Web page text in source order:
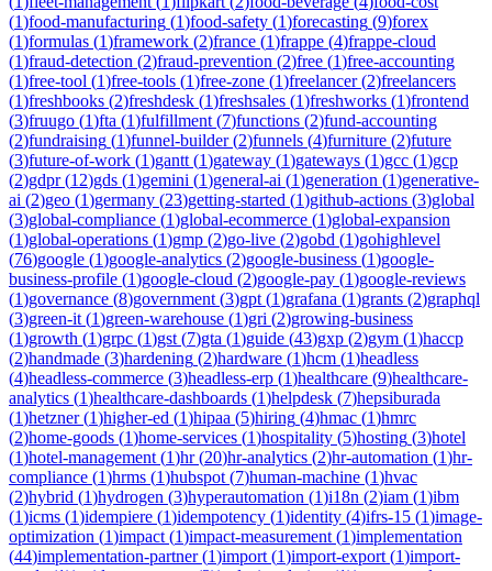
(1)food-manufacturing (1)food-safety (1)forecasting (9)forex
(1)formulas (1)framework (2)france (1)frappe (4)frappe-cloud
(1)fraud-detection (2)fraud-prevention (2)free (1)free-accounting
(1)free-tool (1)free-tools (1)free-zone (1)freelancer(2)freelancers
(1)freshbooks (2)freshdesk (1)freshsales (1)freshworks (1)frontend
(3)fruugo (1)fta (1)fulfillment (7)functions (2)fund-accounting
(2)fundraising (1)funnel-builder(2)funnels (4)furniture (2)future
(3)future-of-work (1)gantt (1)gateway (1)gateways (1)gcc (1)gcp
(2)gdpr(12)gds (1)gemini (1)general-ai (1)generation (1)generative-
ai (2)geo (1)germany (23)getting-started (1)github-actions (3)global
(3)global-compliance (1)global-ecommerce (1)global-expansion
(1)global-operations (1)gmp (2)go-live (2)gobd (1)gohighlevel
(76)google (1)google-analytics (2)google-business (1)google-
business-profile (1)google-cloud (2)google-pay (1)google-reviews
(1)governance (8)government (3)gpt (1)grafana (1)grants (2)graphql
(3)green-it (1)green-warehouse (1)gri (2)growing-business
(1)growth (1)grpc (1)gst (7)gta (1)guide (43)gxp (2)gym (1)haccp
(2)handmade (3)hardening (2)hardware (1)hcm (1)headless
(4)headless-commerce (3)headless-erp (1)healthcare (9)healthcare-
analytics (1)healthcare-dashboards (1)helpdesk (7)hepsiburada
(1)hetzner(1)higher-ed (1)hipaa (5)hiring (4)hmac (1)hmrc
(2)home-goods (1)home-services (1)hospitality (5)hosting (3)hotel
(1)hotel-management (1)hr(20)hr-analytics (2)hr-automation (1)hr-
compliance (1)hrms (1)hubspot (7)human-machine (1)hvac
(2)hybrid (1)hydrogen (3)hyperautomation (1)i18n (2)iam (1)ibm
(1)icms (1)idempiere (1)idempotency (1)identity (4)ifrs-15 (1)image-
optimization (1)impact (1)impact-measurement (1)implementation
(44)implementation-partner(1)import (1)import-export (1)import-